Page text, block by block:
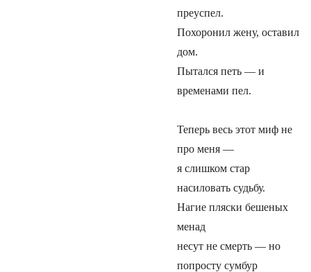
преуспел.
Похоронил жену, оставил
дом.
Пытался петь — и
временами пел.
Теперь весь этот миф не
про меня —
я слишком стар
насиловать судьбу.
Нагие пляски бешеных
менад
несут не смерть — но
попросту сумбур